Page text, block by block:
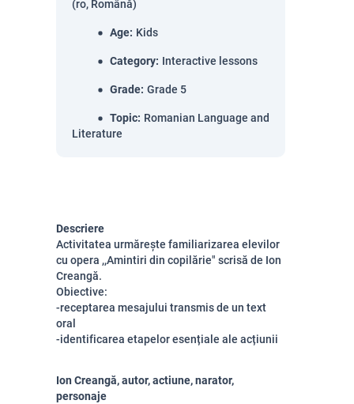
(ro, Română)
Age: Kids
Category: Interactive lessons
Grade: Grade 5
Topic: Romanian Language and
Literature
Descriere
Activitatea urmărește familiarizarea elevilor
cu opera ,,Amintiri din copilărie" scrisă de Ion
Creangă.
Obiective:
-receptarea mesajului transmis de un text
oral
-identificarea etapelor esențiale ale acțiunii
Ion Creangă, autor, actiune, narator,
personaje